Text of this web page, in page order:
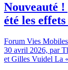
Nouveauté
été les
Forum Vies Mobiles
30 avril 2026, par
et Gilles Vuidel La